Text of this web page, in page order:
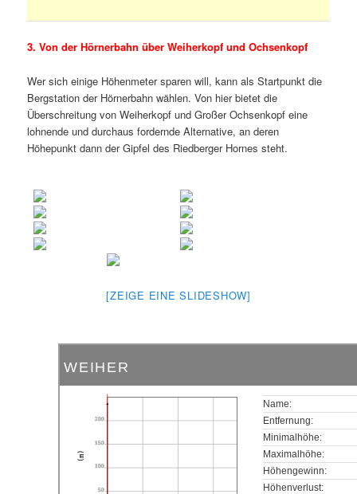
3. Von der Hörnerbahn über Weiherkopf und Ochsenkopf
Wer sich einige Höhenmeter sparen will, kann als Startpunkt die
Bergstation der Hörnerbahn wählen. Von hier bietet die
Überschreitung von Weiherkopf und Großer Ochsenkopf eine
lohnende und durchaus fordernde Alternative, an deren
Höhepunkt dann der Gipfel des Riedberger Hornes steht.
[ZEIGE EINE SLIDESHOW]
WEIHER
50
100
150
200
(m)
Name:
Entfernung:
Minimalhöhe:
Maximalhöhe:
Höhengewinn:
Höhenverlust: